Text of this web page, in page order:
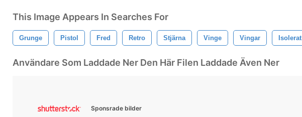
This Image Appears In Searches For
Grunge Pistol Fred Retro Stjärna Vinge Vingar Isolerat
Användare Som Laddade Ner Den Här Filen Laddade Även Ner
Sponsrade bilder